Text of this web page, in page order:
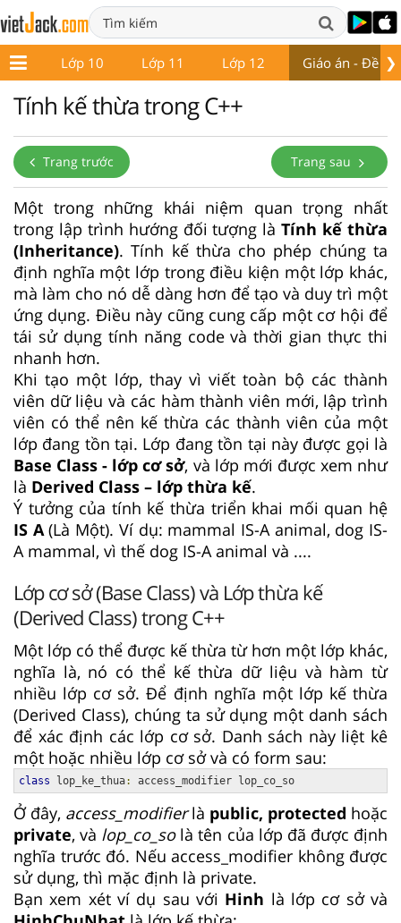
❯
9 Lớp 10 Lớp 11 Lớp 12 Giáo án - Đề thi
Tính kế thừa trong C++
Trang trước Trang sau
Một trong những khái niệm quan trọng nhất
trong lập trình hướng đối tượng làTính kế thừa
(Inheritance). Tính kế thừa cho phép chúng ta
định nghĩa một lớp trong điều kiện một lớp khác,
mà làm cho nó dễ dàng hơn để tạo và duy trì một
ứng dụng. Điều này cũng cung cấp một cơ hội để
tái sử dụng tính năng code và thời gian thực thi
nhanh hơn.
Khi tạo một lớp, thay vì viết toàn bộ các thành
viên dữ liệu và các hàm thành viên mới, lập trình
viên có thể nên kế thừa các thành viên của một
lớp đang tồn tại. Lớp đang tồn tại này được gọi là
Base Class - lớp cơ sở, và lớp mới được xem như
là Derived Class – lớp thừa kế.
Ý tưởng của tính kế thừa triển khai mối quan hệ
IS A(Là Một). Ví dụ: mammal IS-A animal, dog IS-
A mammal, vì thế dog IS-A animal và ....
Lớp cơ sở (Base Class) và Lớp thừa kế
(Derived Class) trong C++
Một lớp có thể được kế thừa từ hơn một lớp khác,
nghĩa là, nó có thể kế thừa dữ liệu và hàm từ
nhiều lớp cơ sở. Để định nghĩa một lớp kế thừa
(Derived Class), chúng ta sử dụng một danh sách
để xác định các lớp cơ sở. Danh sách này liệt kê
một hoặc nhiều lớp cơ sở và có form sau:
class lop_ke_thua: access_modifier lop_co_so
Ở đây, access_modifierlà public, protected hoặc
private, và lop_co_solà tên của lớp đã được định
nghĩa trước đó. Nếu access_modifier không được
sử dụng, thì mặc định là private.
Bạn xem xét ví dụ sau với Hinh là lớp cơ sở và